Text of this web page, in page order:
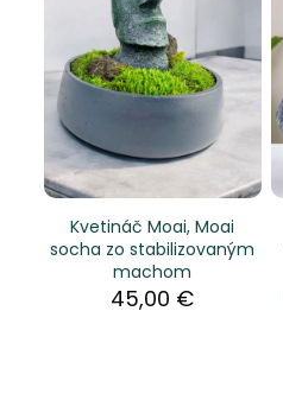
Kvetináč Moai, Moai
socha zo stabilizovaným
machom
45,00 €